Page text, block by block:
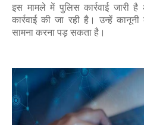
इस मामले में पुलिस कार्रवाई जारी
कार्रवाई की जा रही है। उन्हें
सामना करना पड़ सकता है।